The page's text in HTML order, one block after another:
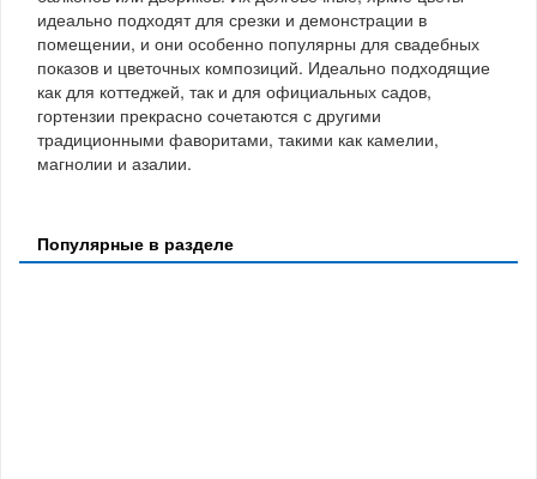
идеально подходят для срезки и демонстрации в
помещении, и они особенно популярны для свадебных
показов и цветочных композиций. Идеально подходящие
как для коттеджей, так и для официальных садов,
гортензии прекрасно сочетаются с другими
традиционными фаворитами, такими как камелии,
магнолии и азалии.
Популярные в разделе